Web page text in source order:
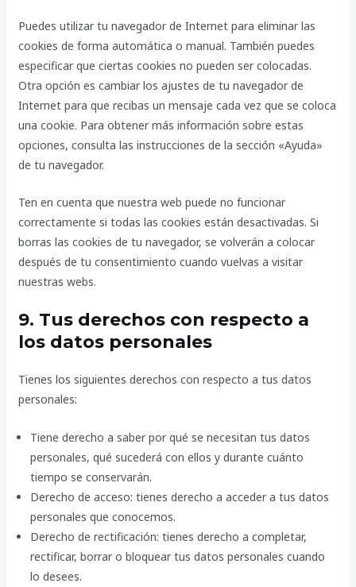
Puedes utilizar tu navegador de Internet para eliminar las
cookies de forma automática o manual. También puedes
especificar que ciertas cookies no pueden ser colocadas.
Otra opción es cambiar los ajustes de tu navegador de
Internet para que recibas un mensaje cada vez que se coloca
una cookie. Para obtener más información sobre estas
opciones, consulta las instrucciones de la sección «Ayuda»
de tu navegador.
Ten en cuenta que nuestra web puede no funcionar
correctamente si todas las cookies están desactivadas. Si
borras las cookies de tu navegador, se volverán a colocar
después de tu consentimiento cuando vuelvas a visitar
nuestras webs.
9. Tus derechos con respecto a
los datos personales
Tienes los siguientes derechos con respecto a tus datos
personales:
Tiene derecho a saber por qué se necesitan tus datos
personales, qué sucederá con ellos y durante cuánto
tiempo se conservarán.
Derecho de acceso: tienes derecho a acceder a tus datos
personales que conocemos.
Derecho de rectificación: tienes derecho a completar,
rectificar, borrar o bloquear tus datos personales cuando
lo desees.